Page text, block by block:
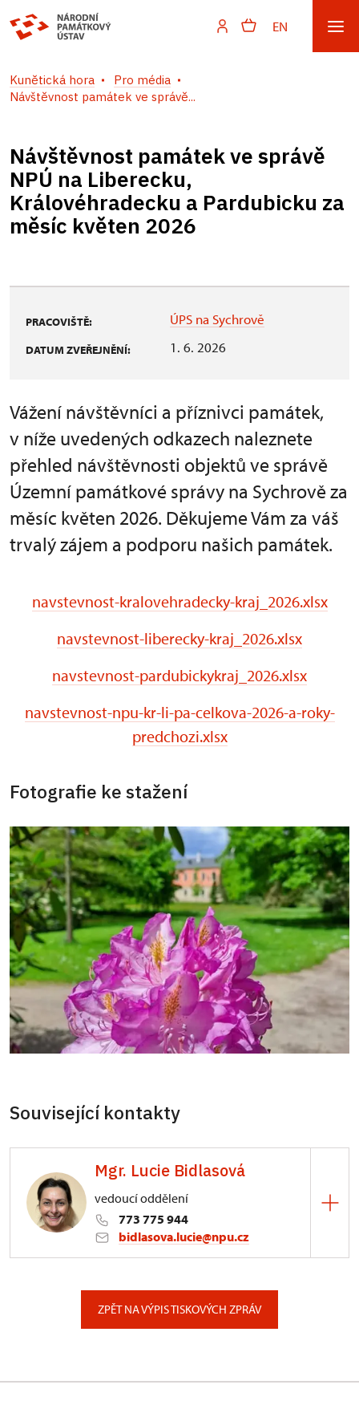
EN
Kunětická hora
Pro média
Návštěvnost památek ve správě...
Návštěvnost památek ve správě
NPÚ na Liberecku,
Královéhradecku a Pardubicku za
měsíc květen 2026
PRACOVIŠTĚ: ÚPS na Sychrově
DATUM ZVEŘEJNĚNÍ: 1. 6. 2026
Vážení návštěvníci a příznivci památek,
v níže uvedených odkazech naleznete
přehled návštěvnosti objektů ve správě
Územní památkové správy na Sychrově za
měsíc květen 2026. Děkujeme Vám za váš
trvalý zájem a podporu našich památek.
navstevnost-kralovehradecky-kraj_2026.xlsx
navstevnost-liberecky-kraj_2026.xlsx
navstevnost-pardubickykraj_2026.xlsx
navstevnost-npu-kr-li-pa-celkova-2026-a-roky-
predchozi.xlsx
Fotografie ke stažení
Související kontakty
Mgr. Lucie Bidlasová
vedoucí oddělení
773 775 944
bidlasova.lucie@npu.cz
ZPĚT NA VÝPIS TISKOVÝCH ZPRÁV